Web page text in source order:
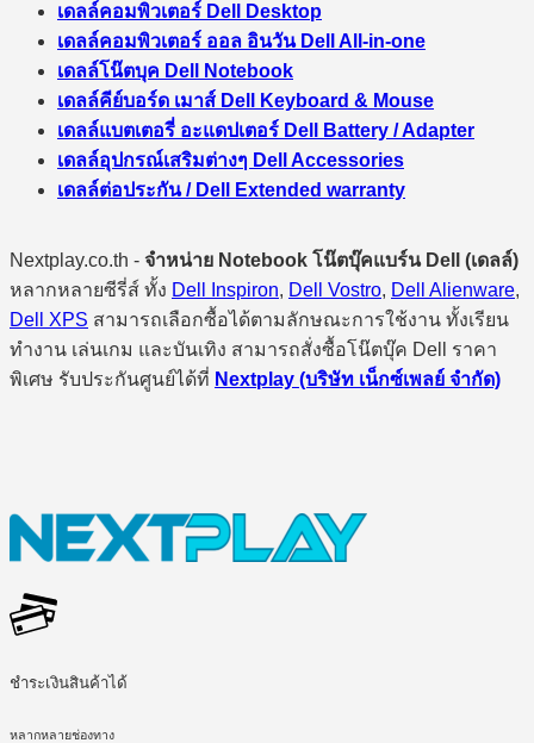
เดลล์คอมพิวเตอร์ Dell Desktop
เดลล์คอมพิวเตอร์ ออล อินวัน Dell All-in-one
เดลล์โน๊ตบุค Dell Notebook
เดลล์คีย์บอร์ด เมาส์ Dell Keyboard & Mouse
เดลล์แบตเตอรี่ อะแดปเตอร์ Dell Battery / Adapter
เดลล์อุปกรณ์เสริมต่างๆ Dell Accessories
เดลล์ต่อประกัน / Dell Extended warranty
Nextplay.co.th - จำหน่าย Notebook โน๊ตบุ๊คแบร์น Dell (เดลล์)
หลากหลายซีรี่ส์ ทั้ง Dell Inspiron, Dell Vostro, Dell Alienware,
Dell XPS สามารถเลือกซื้อได้ตามลักษณะการใช้งาน ทั้งเรียน
ทำงาน เล่นเกม และบันเทิง สามารถสั่งซื้อโน๊ตบุ๊ค Dell ราคา
พิเศษ รับประกันศูนย์ได้ที่ Nextplay (บริษัท เน็กซ์เพลย์ จำกัด)
ชำระเงินสินค้าได้
หลากหลายช่องทาง